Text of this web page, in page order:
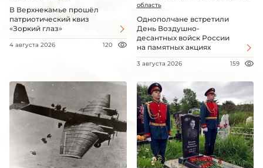
В Верхнекамье прошёл
патриотический квиз
«Зоркий глаз»
4 августа 2026 120
область
Однополчане встретили
День Воздушно-
десантных войск России
на памятных акциях
3 августа 2026 159